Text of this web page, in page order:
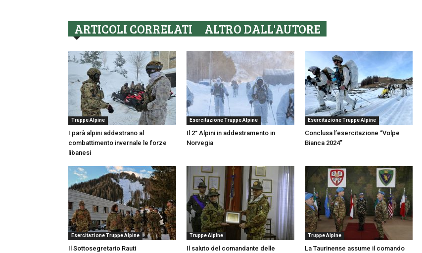
ARTICOLI CORRELATI ALTRO DALL'AUTORE
Truppe Alpine
I parà alpini addestrano al
combattimento invernale le forze
libanesi
Esercitazione Truppe Alpine
Il 2° Alpini in addestramento in
Norvegia
Esercitazione Truppe Alpine
Conclusa l’esercitazione “Volpe
Bianca 2024”
Esercitazione Truppe Alpine
Il Sottosegretario Rauti
Truppe Alpine
Il saluto del comandante delle
Truppe Alpine
La Taurinense assume il comando